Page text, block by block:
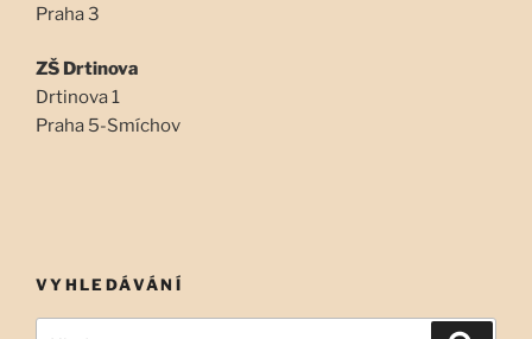
Praha 3
ZŠ Drtinova
Drtinova 1
Praha 5-Smíchov
VYHLEDÁVÁNÍ